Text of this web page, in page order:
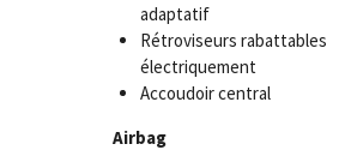
adaptatif
Rétroviseurs rabattables
électriquement
Accoudoir central
Airbag